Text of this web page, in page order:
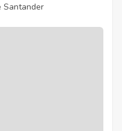
Santander